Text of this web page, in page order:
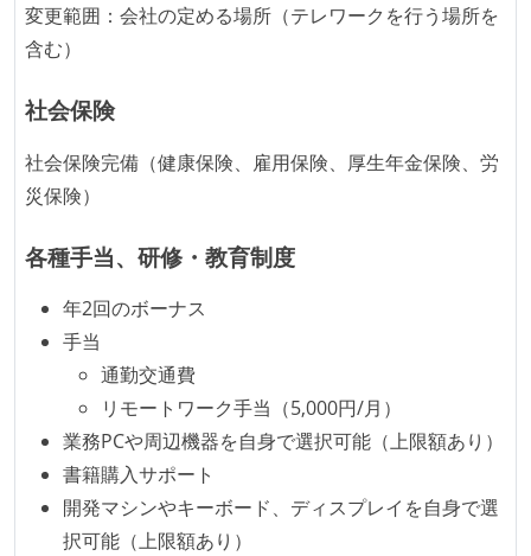
変更範囲：会社の定める場所（テレワークを行う場所を
含む）
社会保険
社会保険完備（健康保険、雇用保険、厚生年金保険、労
災保険）
各種手当、研修・教育制度
年2回のボーナス
手当
通勤交通費
リモートワーク手当（5,000円/月）
業務PCや周辺機器を自身で選択可能（上限額あり）
書籍購入サポート
開発マシンやキーボード、ディスプレイを自身で選
択可能（上限額あり）